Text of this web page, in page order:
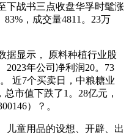
下战书三点收盘华孚时髦涨
83%，成交量4811。23万
显示， 原料种植行业股
2023年公司净利润20。73
近7个买卖日，中粮糖业
市值下跌了1。28亿元，
）？。
童用品的设想、开辟、出